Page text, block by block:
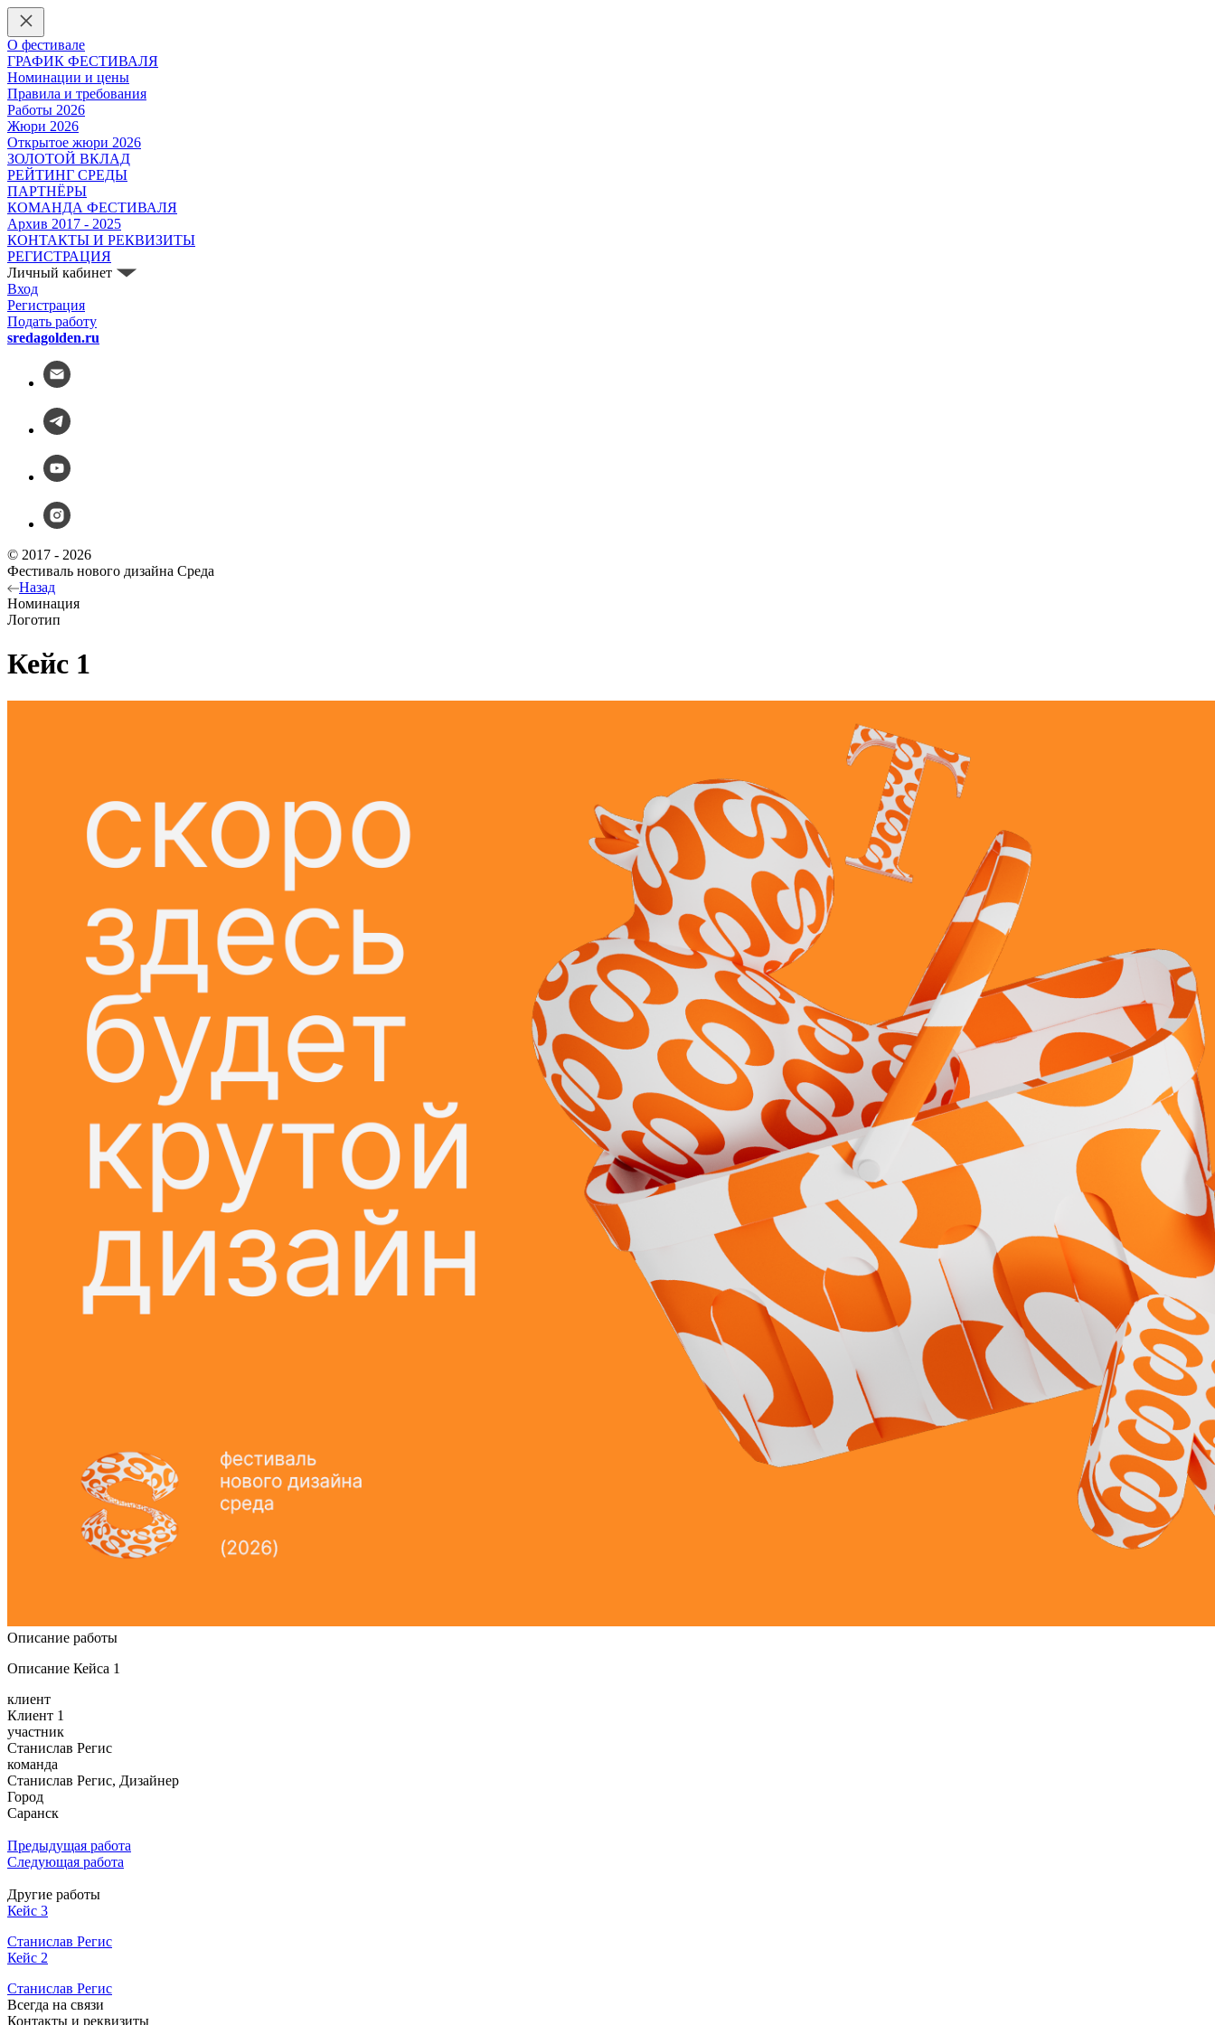
О фестивале
ГРАФИК ФЕСТИВАЛЯ
Номинации и цены
Правила и требования
Работы 2026
Жюри 2026
Открытое жюри 2026
ЗОЛОТОЙ ВКЛАД
РЕЙТИНГ СРЕДЫ
ПАРТНЁРЫ
КОМАНДА ФЕСТИВАЛЯ
Архив 2017 - 2025
КОНТАКТЫ И РЕКВИЗИТЫ
РЕГИСТРАЦИЯ
Личный кабинет
Вход
Регистрация
Подать работу
sredagolden.ru
© 2017 - 2026
Фестиваль нового дизайна Среда
Назад
Номинация
Логотип
Кейс 1
Описание работы
Описание Кейса 1
клиент
Клиент 1
участник
Станислав Регис
команда
Станислав Регис, Дизайнер
Город
Саранск
Предыдущая работа
Следующая работа
Другие работы
Кейс 3
Станислав Регис
Кейс 2
Станислав Регис
Всегда на связи
Контакты и реквизиты